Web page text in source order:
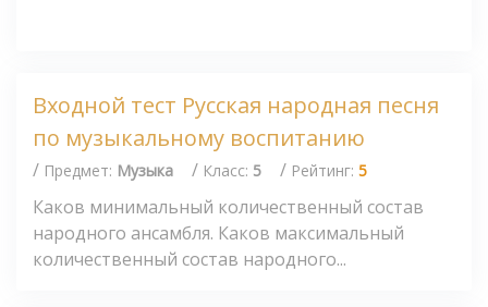
Входной тест Русская народная песня
по музыкальному воспитанию
/ Предмет: Музыка / Класс: 5 / Рейтинг: 5
Каков минимальный количественный состав
народного ансамбля. Каков максимальный
количественный состав народного...